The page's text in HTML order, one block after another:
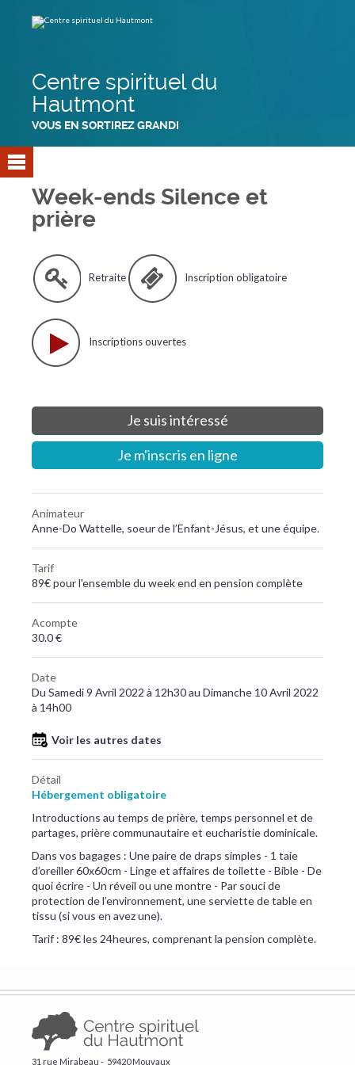
contenu.
Centre spirituel du
Hautmont
VOUS EN SORTIREZ GRANDI
Week-ends Silence et
prière
Retraite Inscription obligatoire
Inscriptions ouvertes
Je suis intéressé
Je m'inscris en ligne
Animateur
Anne-Do Wattelle, soeur de l’Enfant-Jésus, et une équipe.
Tarif
89€ pour l'ensemble du week end en pension complète
Acompte
30.0 €
Date
Du Samedi 9 Avril 2022 à 12h30 au Dimanche 10 Avril 2022
à 14h00
Voir les autres dates
Détail
Hébergement obligatoire
Introductions au temps de prière, temps personnel et de
partages, prière communautaire et eucharistie dominicale.
​Dans vos bagages : Une paire de draps simples - 1 taie
d’oreiller 60x60cm - Linge et affaires de toilette - Bible - De
quoi écrire - Un réveil ou une montre - Par souci de
protection de l’environnement, une serviette de table en
tissu (si vous en avez une).
Tarif : 89€ les 24heures, comprenant la pension complète.
31 rue Mirabeau - 59420 Mouvaux